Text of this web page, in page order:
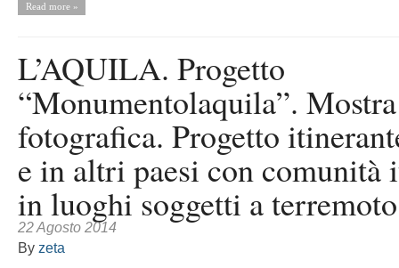
Read more »
L’AQUILA. Progetto
“Monumentolaquila”. Mostra
fotografica. Progetto
e in altri paesi con comunità
in luoghi soggetti a
22 Agosto 2014
By zeta